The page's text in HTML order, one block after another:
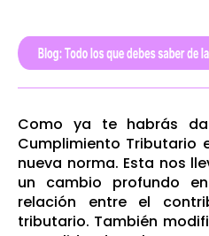
Como ya te habrás
Cumplimiento Tributario
nueva norma. Esta nos
un cambio profundo
relación entre el
tributario. También